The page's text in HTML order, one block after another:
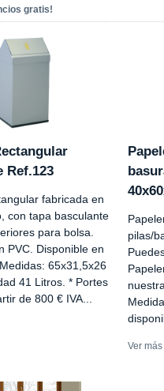
gratis!
Ref.123
fabricada en
con tapa basculante
para bolsa.
PVC. Disponible en
65x31,5x26
41 Litros. * Portes
de 800 € IVA...
pilas/
Ver más